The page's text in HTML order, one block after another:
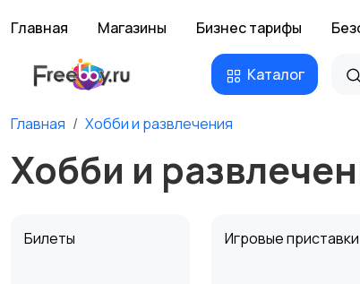
Главная Магазины Бизнес тарифы
Каталог
Главная Хобби и развлечения
Хобби и
Билеты Игровые приставки